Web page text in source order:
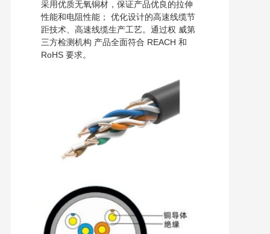
采用优质无氧铜材，保证产品优良的拉伸
性能和电阻性能； 优化设计的高速线缆节
距技术、高速线缆生产工艺。通过权 威第
三方检测机构 产品全面符合 REACH 和
RoHS 要求。